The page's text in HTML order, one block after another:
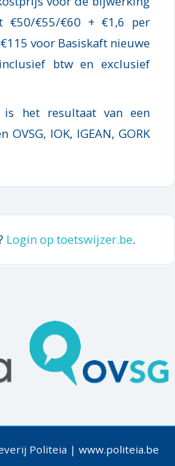
€50/€55/€60 + €1,6 per
voor Basiskaft nieuwe
btw en exclusief
is het resultaat van een
IOK, IGEAN, GORK
Login op toetswijzer.be.
Politeia | www.politeia.be